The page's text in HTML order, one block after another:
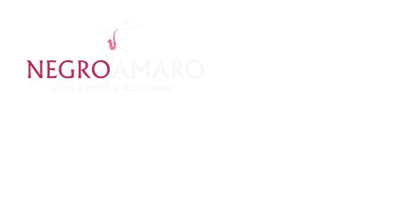
springen